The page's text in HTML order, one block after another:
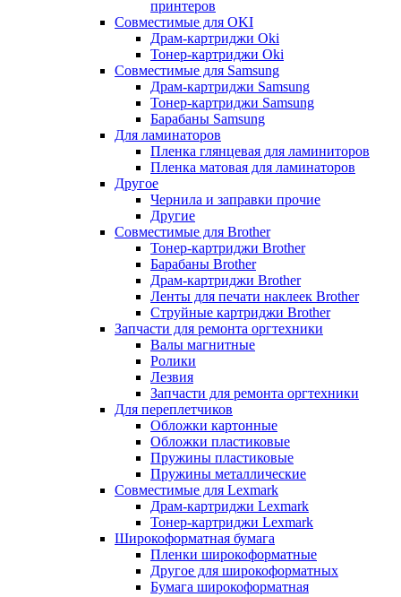
принтеров
Совместимые для OKI
Драм-картриджи Oki
Тонер-картриджи Oki
Совместимые для Samsung
Драм-картриджи Samsung
Тонер-картриджи Samsung
Барабаны Samsung
Для ламинаторов
Пленка глянцевая для ламиниторов
Пленка матовая для ламинаторов
Другое
Чернила и заправки прочие
Другие
Совместимые для Brother
Тонер-картриджи Brother
Барабаны Brother
Драм-картриджи Brother
Ленты для печати наклеек Brother
Струйные картриджи Brother
Запчасти для ремонта оргтехники
Валы магнитные
Ролики
Лезвия
Запчасти для ремонта оргтехники
Для переплетчиков
Обложки картонные
Обложки пластиковые
Пружины пластиковые
Пружины металлические
Совместимые для Lexmark
Драм-картриджи Lexmark
Тонер-картриджи Lexmark
Широкоформатная бумага
Пленки широкоформатные
Другое для широкоформатных
Бумага широкоформатная